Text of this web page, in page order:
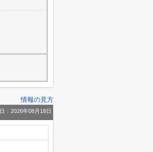
情報の見方
：2026年08月18日